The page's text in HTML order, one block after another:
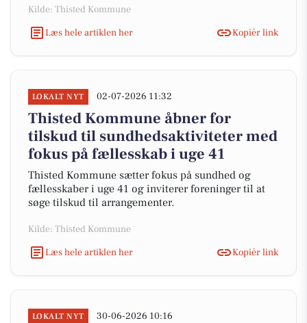
Kilde: Thisted Kommune
Læs hele artiklen her
Kopiér link
LOKALT NYT 02-07-2026 11:32
Thisted Kommune åbner for
tilskud til sundhedsaktiviteter med
fokus på fællesskab i uge 41
Thisted Kommune sætter fokus på sundhed og
fællesskaber i uge 41 og inviterer foreninger til at
søge tilskud til arrangementer.
Kilde: Thisted Kommune
Læs hele artiklen her
Kopiér link
LOKALT NYT 30-06-2026 10:16